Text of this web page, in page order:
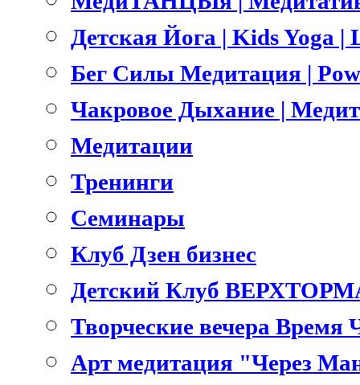
Детская Йога | Kids Yoga
Бег Силы Медитация |
Чакровое Дыхание |
Медитации
Тренинги
Семинары
Клуб Дзен бизнес
Детский Клуб
Творческие вечера
Арт медитация "Через